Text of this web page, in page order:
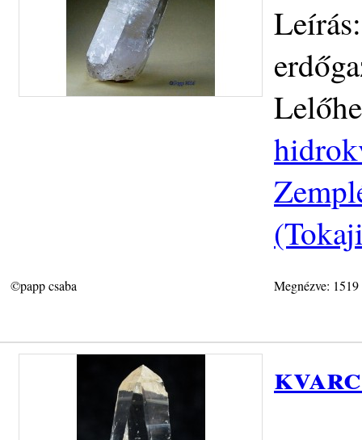
©papp csaba Megnézve: